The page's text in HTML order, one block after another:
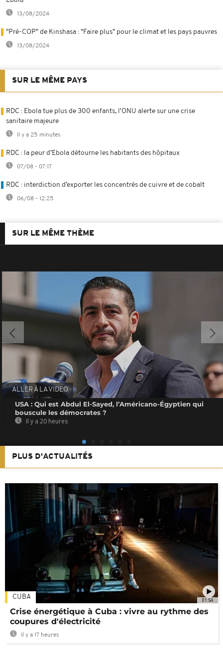
13/08/2024
"Pré-COP" de Kinshasa : "Faire plus" pour le climat et les pays pauvres
13/08/2024
SUR LE MÊME PAYS
RDC : Ebola tue plus de 300 enfants, l'ONU alerte sur une crise
sanitaire majeure
Il y a 25 minutes
RDC : la peur d’Ebola détourne les habitants des hôpitaux
07/08 - 07:17
RDC : interdiction d’exporter les concentrés de cuivre et de cobalt
06/08 - 12:25
SUR LE MÊME THÈME
ALLER À LA VIDEO
USA : Qui est Abdul El-Sayed, l’Américano-Égyptien qui
bouscule les démocrates ?
Il y a 20 heures
PLUS D'ACTUALITÉS
01:54
CUBA
Crise énergétique à Cuba : vivre au rythme des
coupures d'électricité
Il y a 17 heures